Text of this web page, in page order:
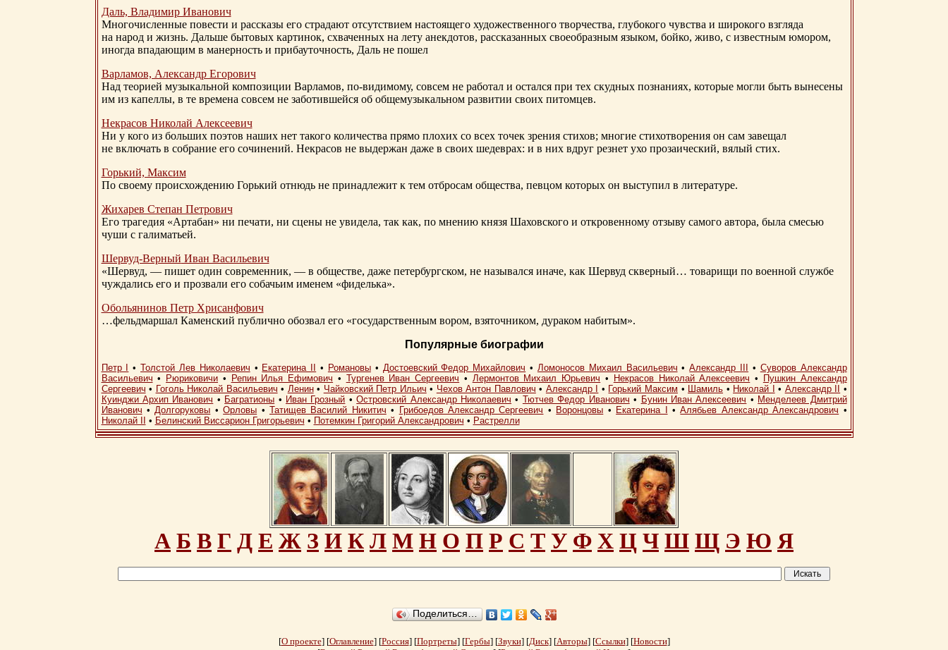
Даль, Владимир Иванович
Многочисленные повести и рассказы его страдают отсутствием настоящего художественного творчества, глубокого чувства и широкого взгляда
на народ и жизнь. Дальше бытовых картинок, схваченных на лету анекдотов, рассказанных своеобразным языком, бойко, живо, с известным юмором,
иногда впадающим в манерность и прибауточность, Даль не пошел
Варламов, Александр Егорович
Над теорией музыкальной композиции Варламов, по-видимому, совсем не работал и остался при тех скудных познаниях, которые могли быть вынесены
им из капеллы, в те времена совсем не заботившейся об общемузыкальном развитии своих питомцев.
Некрасов Николай Алексеевич
Ни у кого из больших поэтов наших нет такого количества прямо плохих со всех точек зрения стихов; многие стихотворения он сам завещал
не включать в собрание его сочинений. Некрасов не выдержан даже в своих шедеврах: и в них вдруг резнет ухо прозаический, вялый стих.
Горький, Максим
По своему происхождению Горький отнюдь не принадлежит к тем отбросам общества, певцом которых он выступил в литературе.
Жихарев Степан Петрович
Его трагедия «Артабан» ни печати, ни сцены не увидела, так как, по мнению князя Шаховского и откровенному отзыву самого автора, была смесью
чуши с галиматьей.
Шервуд-Верный Иван Васильевич
«Шервуд, — пишет один современник, — в обществе, даже петербургском, не назывался иначе, как Шервуд скверный… товарищи по военной службе
чуждались его и прозвали его собачьим именем «фиделька».
Обольянинов Петр Хрисанфович
…фельдмаршал Каменский публично обозвал его «государственным вором, взяточником, дураком набитым».
Популярные биографии
Петр I •Толстой Лев Николаевич • Екатерина II • Романовы• Достоевский Федор Михайлович • Ломоносов Михаил Васильевич •Александр III • Суворов Александр
Васильевич • Рюриковичи • Репин Илья Ефимович • Тургенев Иван Сергеевич • Лермонтов Михаил Юрьевич • Некрасов Николай Алексеевич •
Пушкин Александр
Сергеевич • Гоголь Николай Васильевич • Ленин• Чайковский Петр Ильич • Чехов Антон Павлович • Александр I • Горький Максим • Шамиль • Николай I • Александр II
•
Куинджи Архип Иванович • Багратионы • Иван Грозный •Островский Александр Николаевич • Тютчев Федор Иванович • Бунин Иван Алексеевич • Менделеев Дмитрий
Иванович •Долгоруковы •Орловы • Татищев Василий Никитич • Грибоедов Александр Сергеевич • Воронцовы • Екатерина I •Алябьев Александр Александрович •
Николай II
• Белинский Виссарион Григорьевич • Потемкин Григорий Александрович • Растрелли
А Б В Г Д Е Ж З И К Л М Н О П Р С Т У Ф Х Ц Ч Ш Щ Э Ю Я
Поделиться…
[О проекте] [Оглавление] [Россия] [Портреты] [Гербы] [Звуки] [Диск] [Авторы] [Ссылки] [Новости]